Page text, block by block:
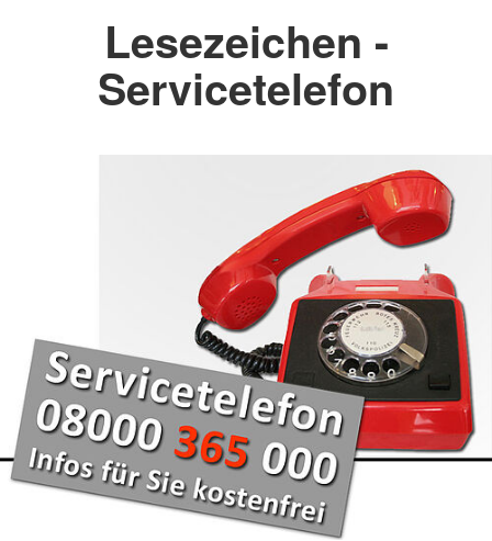
Lesezeichen -
Servicetelefon